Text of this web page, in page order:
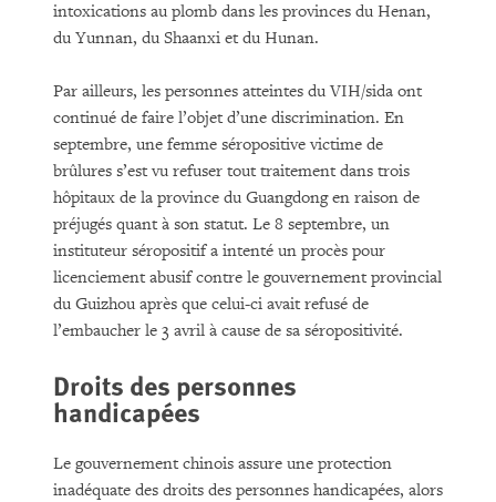
intoxications au plomb dans les provinces du Henan,
du Yunnan, du Shaanxi et du Hunan.
Par ailleurs, les personnes atteintes du VIH/sida ont
continué de faire l’objet d’une discrimination. En
septembre, une femme séropositive victime de
brûlures s’est vu refuser tout traitement dans trois
hôpitaux de la province du Guangdong en raison de
préjugés quant à son statut. Le 8 septembre, un
instituteur séropositif a intenté un procès pour
licenciement abusif contre le gouvernement provincial
du Guizhou après que celui-ci avait refusé de
l’embaucher le 3 avril à cause de sa séropositivité.
Droits des personnes
handicapées
Le gouvernement chinois assure une protection
inadéquate des droits des personnes handicapées, alors